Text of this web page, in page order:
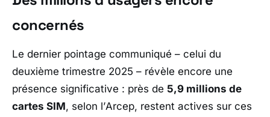
concernés
Le dernier pointage communiqué – celui du
deuxième trimestre 2025 – révèle encore une
présence significative : près de 5,9 millions de
cartes SIM, selon l’Arcep, restent actives sur ces